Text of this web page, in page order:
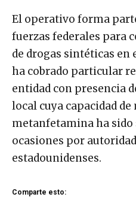
El operativo forma
fuerzas federales para
de drogas sintéticas en
ha cobrado particular
entidad con presencia
local cuya capacidad
metanfetamina ha
ocasiones por
estadounidenses.
Comparte esto: